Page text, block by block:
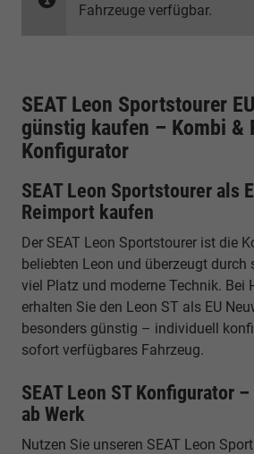
Fahrzeuge verfügbar.
SEAT Leon Sportstourer
günstig kaufen – Kombi &
Konfigurator
SEAT Leon Sportstourer als
Reimport kaufen
Der SEAT Leon Sportstourer ist die
beliebten Leon und überzeugt durch
viel Platz und moderne Technik. Bei
erhalten Sie den Leon ST als EU
besonders günstig – individuell
sofort verfügbares Fahrzeug.
SEAT Leon ST Konfigurator
ab Werk
Nutzen Sie unseren SEAT Leon